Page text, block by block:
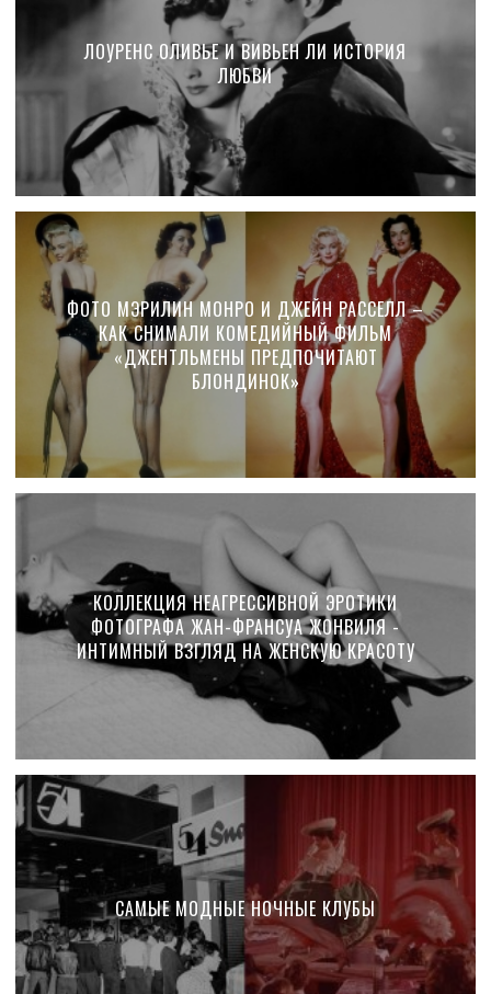
ЛОУРЕНС ОЛИВЬЕ И ВИВЬЕН ЛИ ИСТОРИЯ
ЛЮБВИ
ФОТО МЭРИЛИН МОНРО И ДЖЕЙН РАССЕЛЛ –
КАК СНИМАЛИ КОМЕДИЙНЫЙ ФИЛЬМ
«ДЖЕНТЛЬМЕНЫ ПРЕДПОЧИТАЮТ
БЛОНДИНОК»
КОЛЛЕКЦИЯ НЕАГРЕССИВНОЙ ЭРОТИКИ
ФОТОГРАФА ЖАН-ФРАНСУА ЖОНВИЛЯ -
ИНТИМНЫЙ ВЗГЛЯД НА ЖЕНСКУЮ КРАСОТУ
САМЫЕ МОДНЫЕ НОЧНЫЕ КЛУБЫ